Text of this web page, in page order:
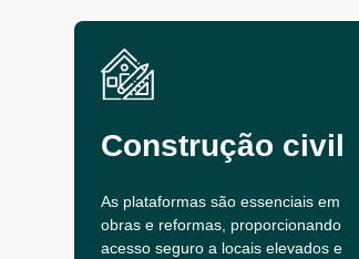
Construção civil
As plataformas são essenciais em
obras e reformas, proporcionando
acesso seguro a locais elevados e